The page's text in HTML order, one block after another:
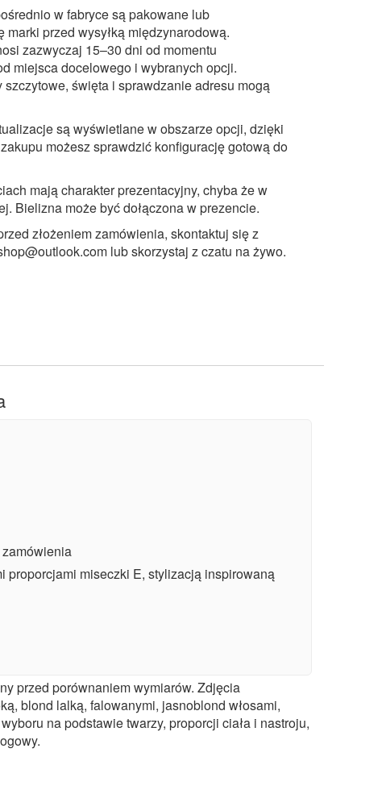
w fabryce są pakowane lub
przed wysyłką międzynarodową.
zazwyczaj 15–30 dni od momentu
miejsca docelowego i wybranych opcji.
święta i sprawdzanie adresu mogą
są wyświetlane w obszarze opcji, dzięki
możesz sprawdzić konfigurację gotową do
mają charakter prezentacyjny, chyba że w
Bielizna może być dołączona w prezencie.
złożeniem zamówienia, skontaktuj się z
lub skorzystaj z czatu na żywo.
proporcjami miseczki E, stylizacją inspirowaną
przed porównaniem wymiarów. Zdjęcia
blond lalką, falowanymi, jasnoblond włosami,
na podstawie twarzy, proporcji ciała i nastroju,